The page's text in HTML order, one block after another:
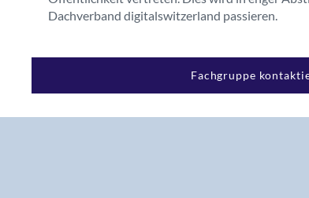
Dachverband digitalswitzerland passieren.
Fachgruppe